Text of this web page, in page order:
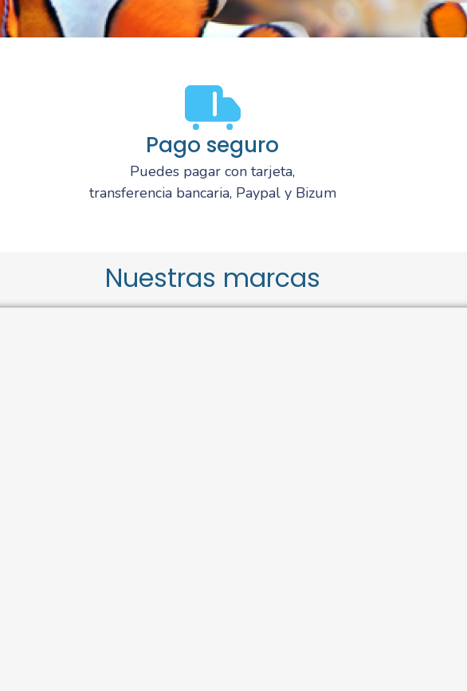
Pago seguro
Puedes pagar con tarjeta,
transferencia bancaria, Paypal y Bizum
Nuestras marcas